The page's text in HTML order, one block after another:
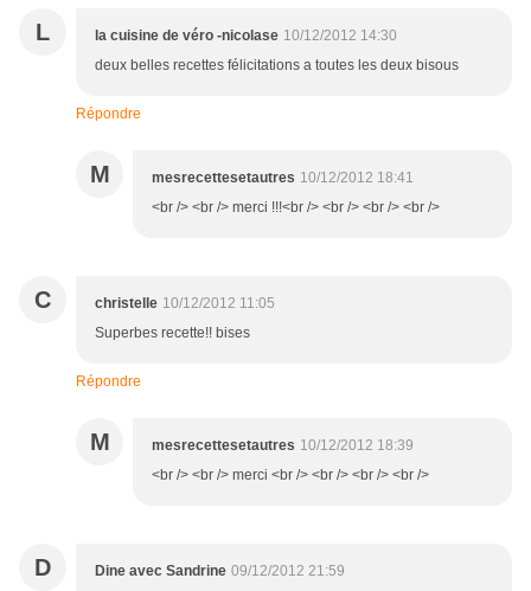
L la cuisine de véro -nicolase 10/12/2012 14:30
deux belles recettes félicitations a toutes les deux bisous
Répondre
M mesrecettesetautres 10/12/2012 18:41
<br /> <br /> merci !!!<br /> <br /> <br /> <br />
C christelle 10/12/2012 11:05
Superbes recette!! bises
Répondre
M mesrecettesetautres 10/12/2012 18:39
<br /> <br /> merci <br /> <br /> <br /> <br />
D Dine avec Sandrine 09/12/2012 21:59